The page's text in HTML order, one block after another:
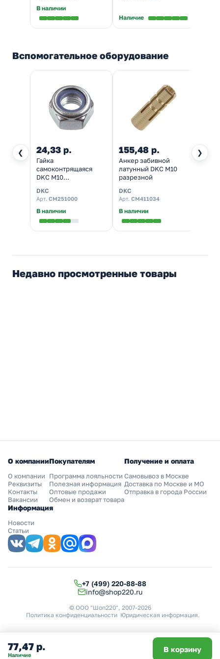
В наличии
Наличие
Вспомогательное оборудование
❮ ❯
24,33 р.
Гайка
самоконтрящаяся
DKC М10
DKC
Арт. CM251000
В наличии
155,48 р.
Анкер забивной
латунный DKC М10
разрезной
DKC
Арт. CM411034
В наличии
Недавно просмотренные товары
77,47 р.
Наличие
В корзину
О компании
О компании
Реквизиты
Контакты
Вакансии
Покупателям
Программа лояльности
Полезная информация
Оптовые продажи
Обмен и возврат товара
Получение и оплата
Самовывоз в Москве
Доставка по Москве и МО
Отправка в города России
Информация
Новости
Статьи
+7 (499) 220-88-88
info@shop220.ru
© ООО "Шоп220", 2007-2026
Политика конфиденциальности Юридическая информация.